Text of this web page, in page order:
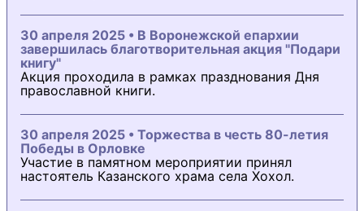
30 апреля 2025 • В Воронежской епархии
завершилась благотворительная акция "Подари
книгу"
Акция проходила в рамках празднования Дня
православной книги.
30 апреля 2025 • Торжества в честь 80-летия
Победы в Орловке
Участие в памятном мероприятии принял
настоятель Казанского храма села Хохол.